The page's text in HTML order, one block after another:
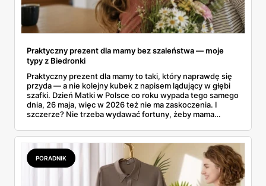
Praktyczny prezent dla mamy bez szaleństwa — moje
typy z Biedronki
Praktyczny prezent dla mamy to taki, który naprawdę się
przyda — a nie kolejny kubek z napisem lądujący w głębi
szafki. Dzień Matki w Polsce co roku wypada tego samego
dnia, 26 maja, więc w 2026 też nie ma zaskoczenia. I
szczerze? Nie trzeba wydawać fortuny, żeby mama
ważną od 21 do 30 maja i wynotowałam to, co sama
wrzuciłabym do koszyka bez wahania: kosmetyki, perfumy
i drobiazgi, które kobiety faktycznie zużywają. Ceny
zaczynają się od kilkunastu złotych, a efekt bywa lepszy
niż niejeden droższy zestaw.
PORADNIK